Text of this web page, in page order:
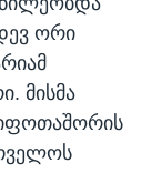
ორი
მისმა